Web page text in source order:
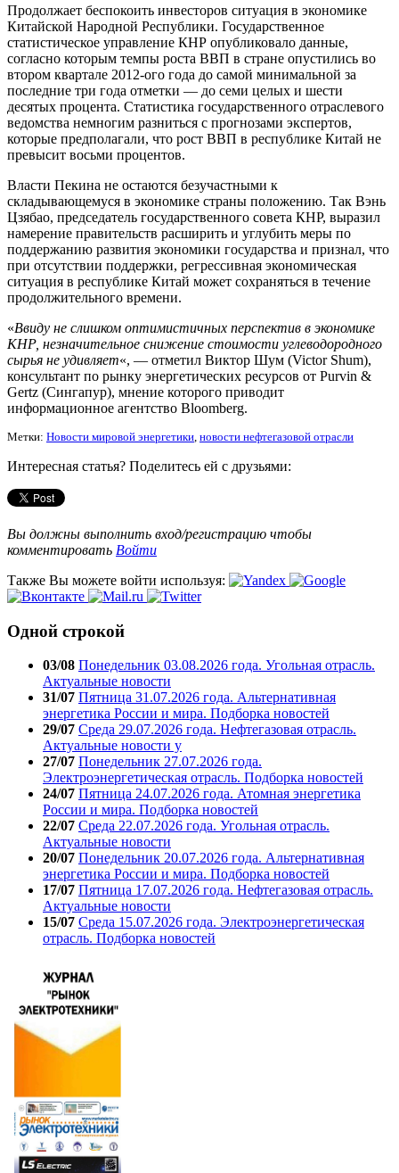
Продолжает беспокоить инвесторов ситуация в экономике
Китайской Народной Республики. Государственное
статистическое управление КНР опубликовало данные,
согласно которым темпы роста ВВП в стране опустились во
втором квартале 2012-ого года до самой минимальной за
последние три года отметки — до семи целых и шести
десятых процента. Статистика государственного отраслевого
ведомства немногим разниться с прогнозами экспертов,
которые предполагали, что рост ВВП в республике Китай не
превысит восьми процентов.
Власти Пекина не остаются безучастными к
складывающемуся в экономике страны положению. Так Вэнь
Цзябао, председатель государственного совета КНР, выразил
намерение правительств расширить и углубить меры по
поддержанию развития экономики государства и признал, что
при отсутствии поддержки, регрессивная экономическая
ситуация в республике Китай может сохраняться в течение
продолжительного времени.
«Ввиду не слишком оптимистичных перспектив в экономике
КНР, незначительное снижение стоимости углеводородного
сырья не удивляет«, — отметил Виктор Шум (Victor Shum),
консультант по рынку энергетических ресурсов от Purvin &
Gertz (Сингапур), мнение которого приводит
информационное агентство Bloomberg.
Метки: Новости мировой энергетики, новости нефтегазовой отрасли
Интересная статья? Поделитесь ей с друзьями:
Вы должны выполнить вход/регистрацию чтобы
комментировать Войти
Также Вы можете войти используя:
Одной строкой
03/08 Понедельник 03.08.2026 года. Угольная отрасль.
Актуальные новости
31/07 Пятница 31.07.2026 года. Альтернативная
энергетика России и мира. Подборка новостей
29/07 Среда 29.07.2026 года. Нефтегазовая отрасль.
Актуальные новости у
27/07 Понедельник 27.07.2026 года.
Электроэнергетическая отрасль. Подборка новостей
24/07 Пятница 24.07.2026 года. Атомная энергетика
России и мира. Подборка новостей
22/07 Среда 22.07.2026 года. Угольная отрасль.
Актуальные новости
20/07 Понедельник 20.07.2026 года. Альтернативная
энергетика России и мира. Подборка новостей
17/07 Пятница 17.07.2026 года. Нефтегазовая отрасль.
Актуальные новости
15/07 Среда 15.07.2026 года. Электроэнергетическая
отрасль. Подборка новостей